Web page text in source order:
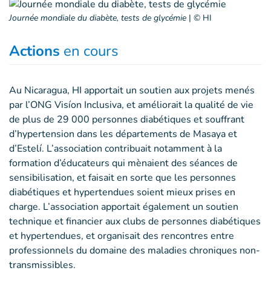
Journée mondiale du diabète, tests de glycémie | © HI
Actions en cours
Au Nicaragua, HI apportait un soutien aux projets menés
par l’ONG Visíon Inclusiva, et améliorait la qualité de vie
de plus de 29 000 personnes diabétiques et souffrant
d’hypertension dans les départements de Masaya et
d’Estelí. L’association contribuait notamment à la
formation d’éducateurs qui mènaient des séances de
sensibilisation, et faisait en sorte que les personnes
diabétiques et hypertendues soient mieux prises en
charge. L’association apportait également un soutien
technique et financier aux clubs de personnes diabétiques
et hypertendues, et organisait des rencontres entre
professionnels du domaine des maladies chroniques non-
transmissibles.